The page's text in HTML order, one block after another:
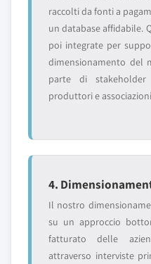
raccolti da fonti a
un database affidabile.
poi integrate per
dimensionamento del
parte di stakeholder
produttori e
4.
Il nostro
su un approccio
fatturato delle
attraverso interviste